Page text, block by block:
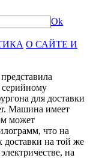
Ok
О САЙТЕ И
для доставки
Машина имеет
может
что на
на той же
на